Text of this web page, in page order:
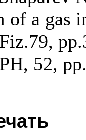
of a gas
52,